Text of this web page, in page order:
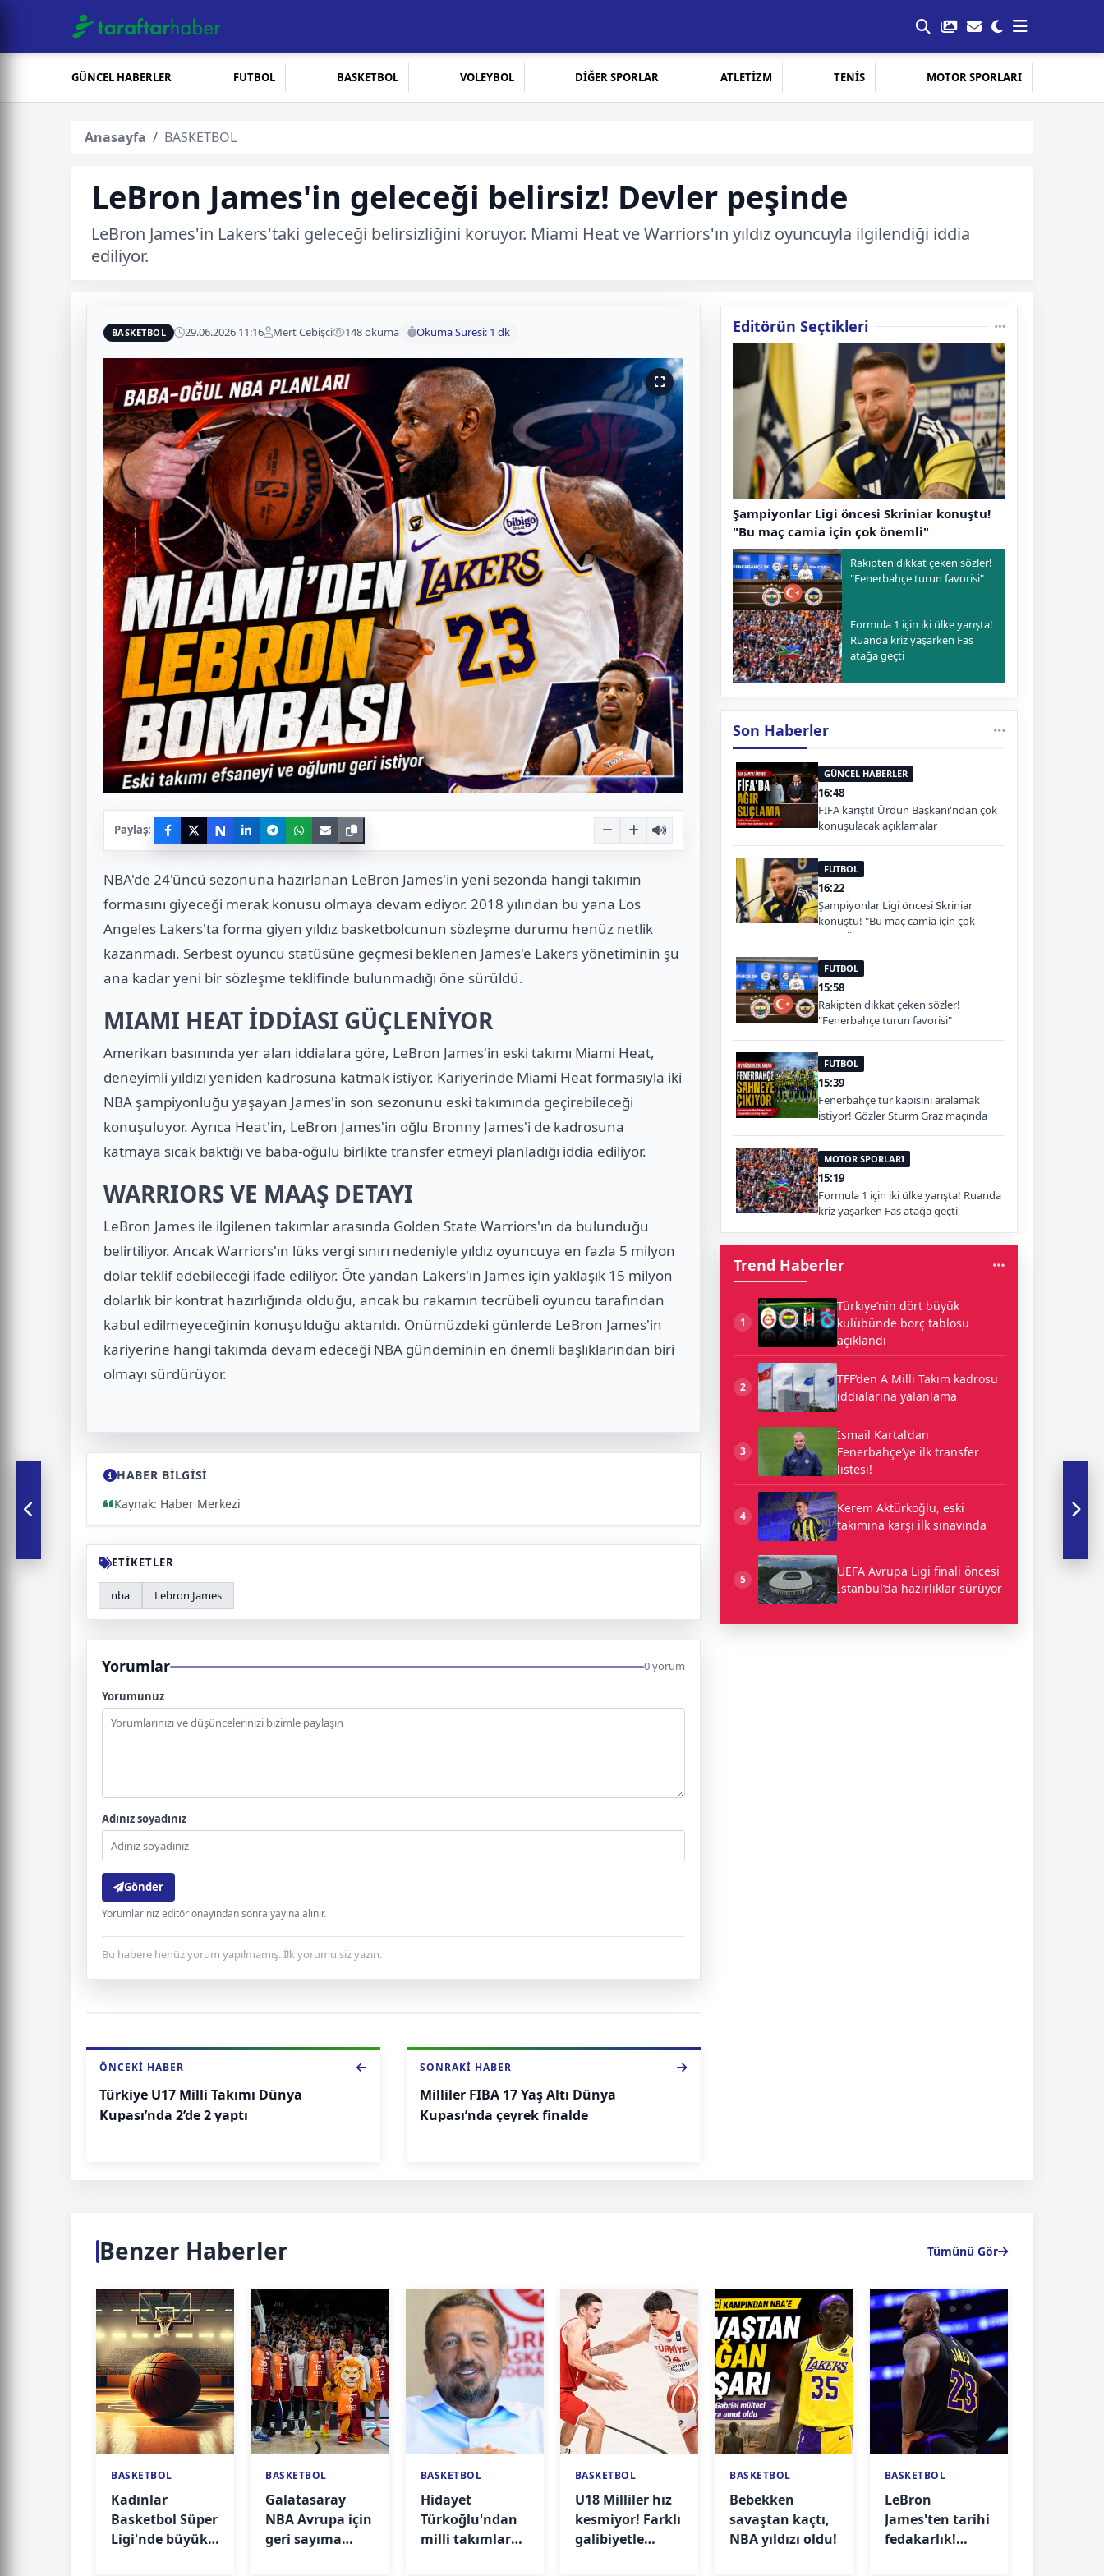
GÜNCEL HABERLER FUTBOL BASKETBOL VOLEYBOL DİĞER SPORLAR ATLETİZM TENİS MOTOR SPORLARI
Anasayfa BASKETBOL
LeBron James'in geleceği belirsiz! Devler peşinde
LeBron James'in Lakers'taki geleceği belirsizliğini koruyor. Miami Heat ve Warriors'ın yıldız oyuncuyla ilgilendiği iddia
ediliyor.
BASKETBOL 29.06.2026 11:16 Mert Cebişci 148 okuma Okuma Süresi: 1 dk
Paylaş: N
NBA'de 24'üncü sezonuna hazırlanan LeBron James'in yeni sezonda hangi takımın
formasını giyeceği merak konusu olmaya devam ediyor. 2018 yılından bu yana Los
Angeles Lakers'ta forma giyen yıldız basketbolcunun sözleşme durumu henüz netlik
kazanmadı. Serbest oyuncu statüsüne geçmesi beklenen James'e Lakers yönetiminin şu
ana kadar yeni bir sözleşme teklifinde bulunmadığı öne sürüldü.
MIAMI HEAT İDDİASI GÜÇLENİYOR
Amerikan basınında yer alan iddialara göre, LeBron James'in eski takımı Miami Heat,
deneyimli yıldızı yeniden kadrosuna katmak istiyor. Kariyerinde Miami Heat formasıyla iki
NBA şampiyonluğu yaşayan James'in son sezonunu eski takımında geçirebileceği
konuşuluyor. Ayrıca Heat'in, LeBron James'in oğlu Bronny James'i de kadrosuna
katmaya sıcak baktığı ve baba-oğulu birlikte transfer etmeyi planladığı iddia ediliyor.
WARRIORS VE MAAŞ DETAYI
LeBron James ile ilgilenen takımlar arasında Golden State Warriors'ın da bulunduğu
belirtiliyor. Ancak Warriors'ın lüks vergi sınırı nedeniyle yıldız oyuncuya en fazla 5 milyon
dolar teklif edebileceği ifade ediliyor. Öte yandan Lakers'ın James için yaklaşık 15 milyon
dolarlık bir kontrat hazırlığında olduğu, ancak bu rakamın tecrübeli oyuncu tarafından
kabul edilmeyeceğinin konuşulduğu aktarıldı. Önümüzdeki günlerde LeBron James'in
kariyerine hangi takımda devam edeceği NBA gündeminin en önemli başlıklarından biri
olmayı sürdürüyor.
HABER BİLGİSİ
Kaynak: Haber Merkezi
ETİKETLER
nba Lebron James
Yorumlar 0 yorum
Yorumunuz
Adınız soyadınız
Gönder
Yorumlarınız editör onayından sonra yayına alınır.
Bu habere henüz yorum yapılmamış. İlk yorumu siz yazın.
ÖNCEKI HABER
Türkiye U17 Milli Takımı Dünya
Kupası’nda 2’de 2 yaptı
SONRAKI HABER
Milliler FIBA 17 Yaş Altı Dünya
Kupası’nda çeyrek finalde
Editörün Seçtikleri
Şampiyonlar Ligi öncesi Skriniar konuştu!
"Bu maç camia için çok önemli"
Rakipten dikkat çeken sözler!
"Fenerbahçe turun favorisi"
Formula 1 için iki ülke yarışta!
Ruanda kriz yaşarken Fas
atağa geçti
Son Haberler
GÜNCEL HABERLER
16:48
FIFA karıştı! Ürdün Başkanı'ndan çok
konuşulacak açıklamalar
FUTBOL
16:22
Şampiyonlar Ligi öncesi Skriniar
konuştu! "Bu maç camia için çok
önemli"
FUTBOL
15:58
Rakipten dikkat çeken sözler!
"Fenerbahçe turun favorisi"
FUTBOL
15:39
Fenerbahçe tur kapısını aralamak
istiyor! Gözler Sturm Graz maçında
MOTOR SPORLARI
15:19
Formula 1 için iki ülke yarışta! Ruanda
kriz yaşarken Fas atağa geçti
Trend Haberler
1
Türkiye’nin dört büyük
kulübünde borç tablosu
açıklandı
2
TFF’den A Milli Takım kadrosu
iddialarına yalanlama
3
İsmail Kartal’dan
Fenerbahçe’ye ilk transfer
listesi!
4
Kerem Aktürkoğlu, eski
takımına karşı ilk sınavında
5
UEFA Avrupa Ligi finali öncesi
İstanbul’da hazırlıklar sürüyor
Benzer Haberler Tümünü Gör
BASKETBOL
Kadınlar
Basketbol Süper
Ligi'nde büyük
BASKETBOL
Galatasaray
NBA Avrupa için
geri sayıma
BASKETBOL
Hidayet
Türkoğlu'ndan
milli takımlara
BASKETBOL
U18 Milliler hız
kesmiyor! Farklı
galibiyetle
BASKETBOL
Bebekken
savaştan kaçtı,
NBA yıldızı oldu!
BASKETBOL
LeBron
James'ten tarihi
fedakarlık!